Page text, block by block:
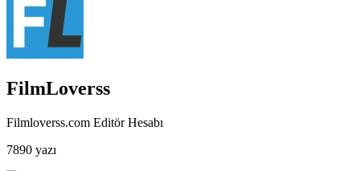
FilmLoverss
Filmloverss.com Editör Hesabı
7890 yazı